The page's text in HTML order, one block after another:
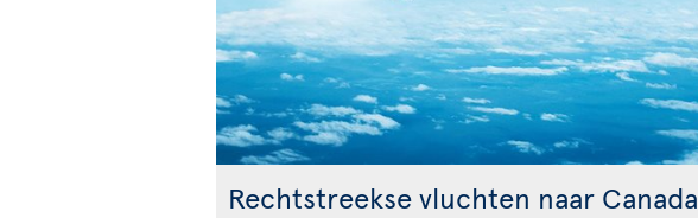
Rechtstreekse vluchten naar Canada